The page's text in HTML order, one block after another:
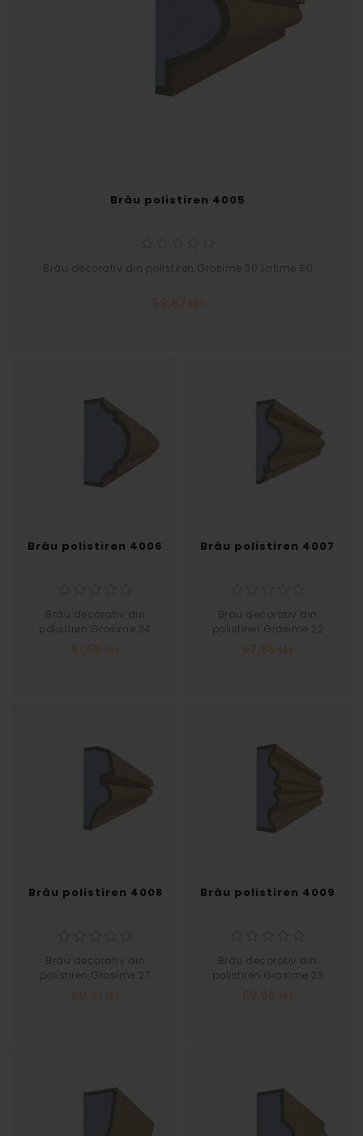
Brâu polistiren 4005
Brâu decorativ din polistiren.Grosime 30 Latime 60
59,87 lei
Brâu polistiren 4006
Brâu decorativ din
polistiren.Grosime 34
Latime 60
61,56 lei
Brâu polistiren 4007
Brâu decorativ din
polistiren.Grosime 22
Latime 65
57,86 lei
Brâu polistiren 4008
Brâu decorativ din
polistiren.Grosime 27
Latime 66
60,31 lei
Brâu polistiren 4009
Brâu decorativ din
polistiren.Grosime 23
Latime 70
59,66 lei